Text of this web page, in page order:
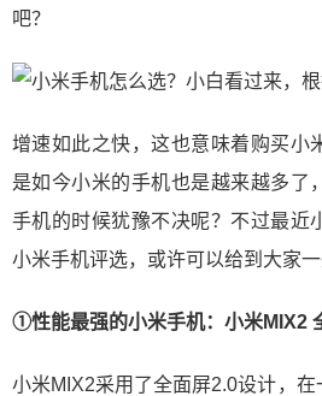
吧？
增速如此之快，这也意味着购买小
是如今小米的手机也是越来越多了
手机的时候犹豫不决呢？不过最近
小米手机评选，或许可以给到大家一
①性能最强的小米手机：小米MIX2
小米MIX2采用了全面屏2.0设计，